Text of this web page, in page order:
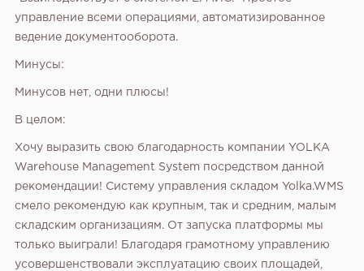
управление всеми операциями, автоматизированное
ведение документооборота.
Минусы:
Минусов нет, одни плюсы!
В целом:
Хочу выразить свою благодарность компании YOLKA
Warehouse Management System посредством данной
рекомендации! Систему управления складом Yolka.WMS
смело рекомендую как крупным, так и средним, малым
складским организациям. От запуска платформы мы
только выиграли! Благодаря грамотному управлению
усовершенствовали эксплуатацию своих площадей,